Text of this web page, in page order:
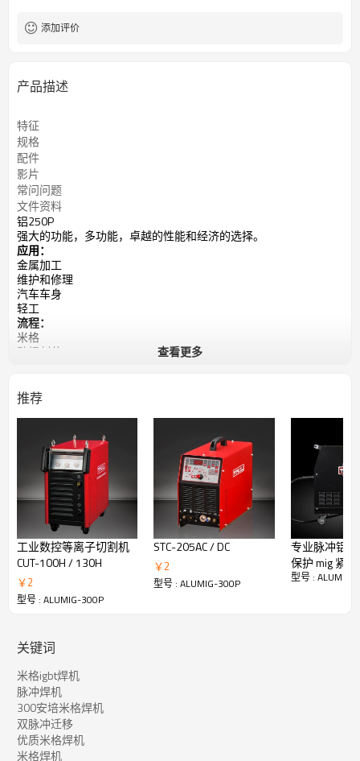
添加评价
产品描述
特征
规格
配件
影片
常问问题
文件资料
铝250P
强大的功能，多功能，卓越的性能和经济的选择。
应用：
金属加工
维护和修理
汽车车身
轻工
流程：
米格
助焊剂芯
MMA（棒）
输入电源：400V，三相安培
40°C（104°F）时的额定输出：
250A at26.5V @ 60％占空比
重量：32KG
协同米格
机器的协同运行使它易于使用，即使对于初学者来说也是如此。只
需设置导线类型和直径，然后选择导线速度即可。现在您可以焊接
了！随着焊丝速度的增加/减少，电弧电压也增加/减少以维持恒定
的焊接电弧。
脉冲米格
脉冲MIG工艺的工作原理是每个脉冲在电极末端形成一个熔融金属
小滴。然后，仅添加适量的电流以将一个液滴推过电弧并进入熔
飞溅很少或很少。
与GMAW金属转移的其他方式相比，对缺乏融合缺陷的抵抗力更
高。
优良的焊缝外观。
减少的热量引起的变形。
能够错位焊接。
降低氢气沉积。
减少电弧吹动的趋势。
适用于机器人和硬自动化应用程序。
查看更多
推荐
工业数控等离子切割机
CUT-100H / 130H
￥2
型号 : ALUMIG-300P
STC-205AC / DC
￥2
型号 : ALUMIG-300P
专业脉冲铝
保护 mig 紧
型号 : ALUMIG-
关键词
米格igbt焊机
脉冲焊机
300安培米格焊机
双脉冲迁移
优质米格焊机
米格焊机